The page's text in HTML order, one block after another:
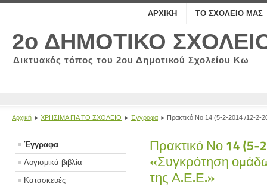
2ο ΔΗΜΟΤΙΚΟ
Δικτυακός τόπος του 2ου Δημοτικού Σχολείου Κω
ΑΡΧΙΚΗ ΤΟ ΣΧΟΛΕΙΟ ΜΑΣ
Αρχική ΧΡΗΣΙΜΑ ΓΙΑ ΤΟ ΣΧΟΛΕΙΟ Έγγραφα Πρακτικό Νο 14 (5-2-2014 /12-2-
Έγγραφα
Λογισμικά-βιβλία
Κατασκευές
Πρακτικό Νο 14
«Συγκρότηση
της Α.Ε.Ε.»